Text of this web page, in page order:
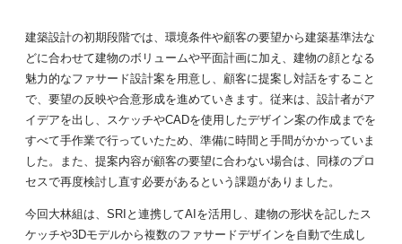
建築設計の初期段階では、環境条件や顧客の要望から建築基準法な
どに合わせて建物のボリュームや平面計画に加え、建物の顔となる
魅力的なファサード設計案を用意し、顧客に提案し対話をすること
で、要望の反映や合意形成を進めていきます。従来は、設計者がア
イデアを出し、スケッチやCADを使用したデザイン案の作成までを
すべて手作業で行っていたため、準備に時間と手間がかかっていま
した。また、提案内容が顧客の要望に合わない場合は、同様のプロ
セスで再度検討し直す必要があるという課題がありました。
今回大林組は、SRIと連携してAIを活用し、建物の形状を記したス
ケッチや3Dモデルから複数のファサードデザインを自動で生成し